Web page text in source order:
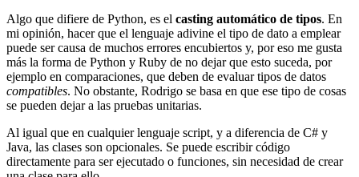
Algo que difiere de Python, es el casting automático de tipos. En
mi opinión, hacer que el lenguaje adivine el tipo de dato a emplear
puede ser causa de muchos errores encubiertos y, por eso me gusta
más la forma de Python y Ruby de no dejar que esto suceda, por
ejemplo en comparaciones, que deben de evaluar tipos de datos
compatibles. No obstante, Rodrigo se basa en que ese tipo de cosas
se pueden dejar a las pruebas unitarias.
Al igual que en cualquier lenguaje script, y a diferencia de C# y
Java, las clases son opcionales. Se puede escribir código
directamente para ser ejecutado o funciones, sin necesidad de crear